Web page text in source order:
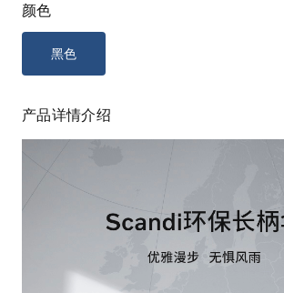
颜色
黑色
产品详情介绍